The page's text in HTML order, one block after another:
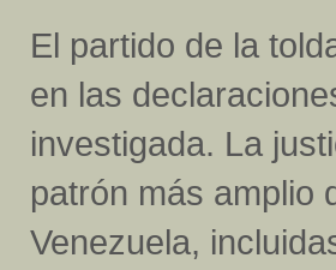
El partido de la
en las
investigada. La
patrón más amplio
Venezuela,